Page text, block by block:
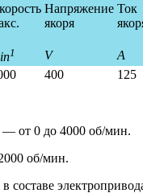
Напряжение
якоря
Ток
1 V A
400 125
— от 0 до 4000 об/мин.
об/мин.